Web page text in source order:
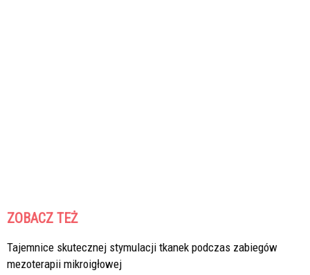
ZOBACZ TEŻ
Tajemnice skutecznej stymulacji tkanek podczas zabiegów
mezoterapii mikroigłowej